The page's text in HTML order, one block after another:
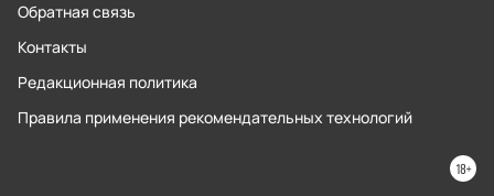
Обратная связь
Контакты
Редакционная политика
Правила применения рекомендательных технологий